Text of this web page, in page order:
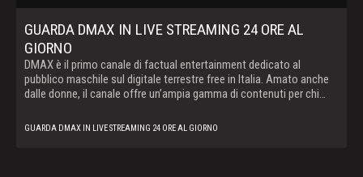
GUARDA DMAX IN LIVE STREAMING 24 ORE AL
GIORNO
DMAX è il primo canale di factual entertainment dedicato al
pubblico maschile sul digitale terrestre free in Italia. Amato anche
dalle donne, il canale offre un’ampia gamma di contenuti per chi
coinvolgenti e racconta storie vere spingendo lo spettatore a
GUARDA DMAX IN LIVE STREAMING 24 ORE AL GIORNO